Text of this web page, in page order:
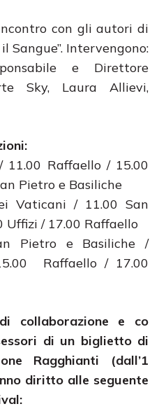
con gli autori di
Sangue”. Intervengono:
e Direttore
Sky, Laura Allievi,
11.00 Raffaello / 15.00
Pietro e Basiliche
Vaticani / 11.00 San
Uffizi / 17.00 Raffaello
Pietro e Basiliche /
Raffaello / 17.00
collaborazione e co
di un biglietto di
Ragghianti (dall’1
diritto alle seguente